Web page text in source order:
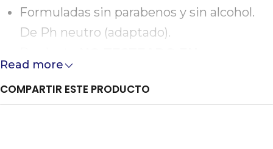
Formuladas sin parabenos y sin alcohol.
De Ph neutro (adaptado).
ANIMALES
Contenido: 125 ml.
Read more
COMPARTIR ESTE PRODUCTO